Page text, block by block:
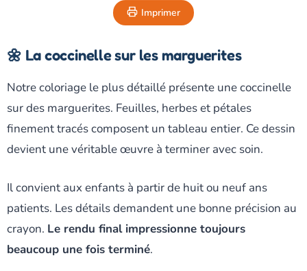
Imprimer
🌼 La coccinelle sur les marguerites
Notre coloriage le plus détaillé présente une coccinelle
sur des marguerites. Feuilles, herbes et pétales
finement tracés composent un tableau entier. Ce dessin
devient une véritable œuvre à terminer avec soin.
Il convient aux enfants à partir de huit ou neuf ans
patients. Les détails demandent une bonne précision au
crayon. Le rendu final impressionne toujours
beaucoup une fois terminé.